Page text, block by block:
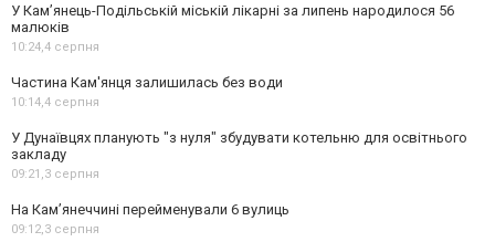
У Кам’янець-Подільській міській лікарні за липень народилося 56
малюків
10:24,4 серпня
Частина Кам'янця залишилась без води
10:14,4 серпня
У Дунаївцях планують "з нуля" збудувати котельню для освітнього
закладу
09:21,3 серпня
На Камʼянеччині перейменували 6 вулиць
09:12,3 серпня